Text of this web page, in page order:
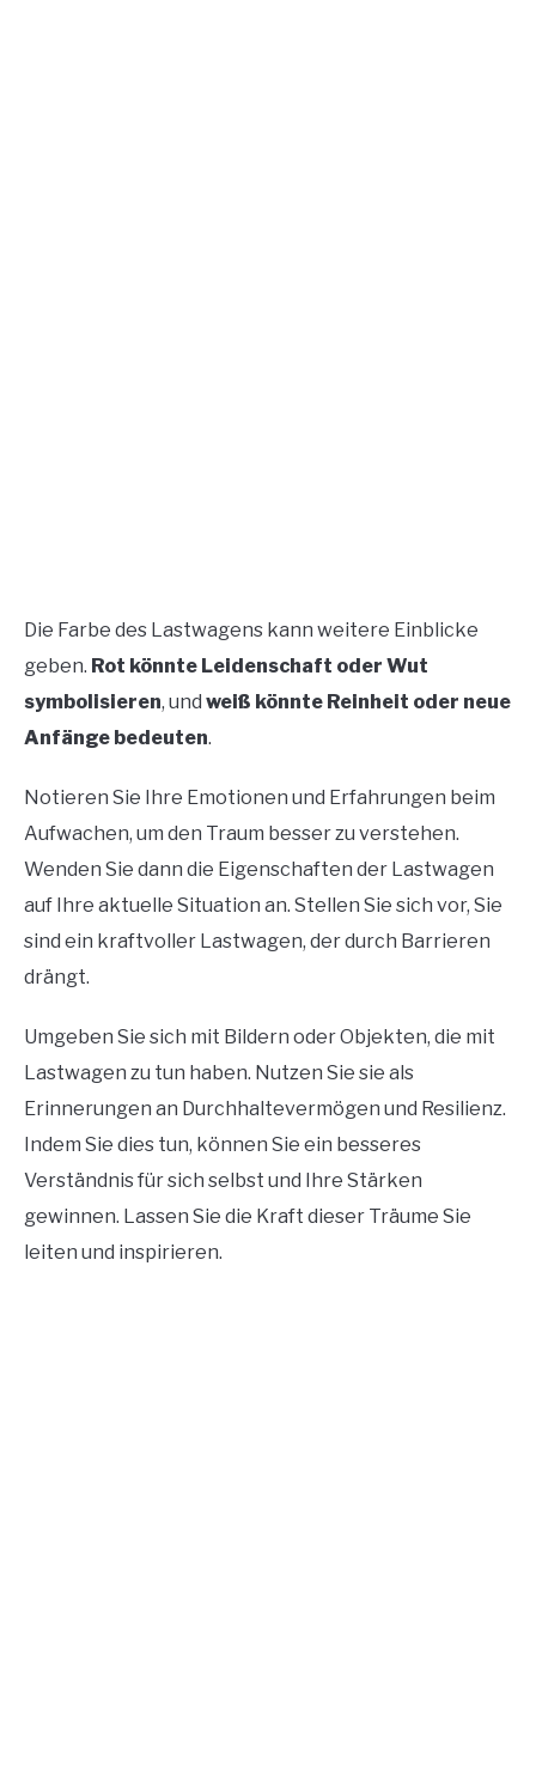
Die Farbe des Lastwagens kann weitere Einblicke
geben. Rot könnte Leidenschaft oder Wut
symbolisieren, und weiß könnte Reinheit oder neue
Anfänge bedeuten.
Notieren Sie Ihre Emotionen und Erfahrungen beim
Aufwachen, um den Traum besser zu verstehen.
Wenden Sie dann die Eigenschaften der Lastwagen
auf Ihre aktuelle Situation an. Stellen Sie sich vor, Sie
sind ein kraftvoller Lastwagen, der durch Barrieren
drängt.
Umgeben Sie sich mit Bildern oder Objekten, die mit
Lastwagen zu tun haben. Nutzen Sie sie als
Erinnerungen an Durchhaltevermögen und Resilienz.
Indem Sie dies tun, können Sie ein besseres
Verständnis für sich selbst und Ihre Stärken
gewinnen. Lassen Sie die Kraft dieser Träume Sie
leiten und inspirieren.